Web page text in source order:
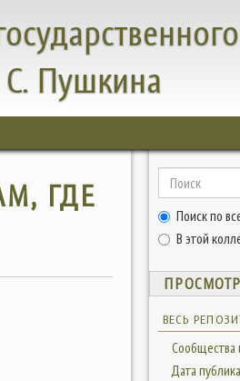
С. Пушкина
ГДЕ
Поиск по
В этой
ПРОСМОТР
ВЕСЬ
Сообщества
Дата